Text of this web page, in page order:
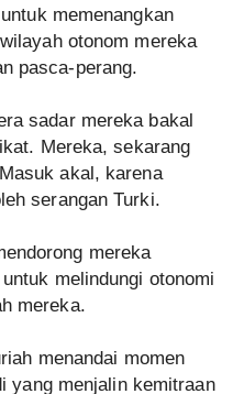
memenangkan
otonom mereka
pasca-perang.
sadar mereka bakal
Mereka, sekarang
akal, karena
serangan Turki.
mereka
melindungi otonomi
mereka.
menandai momen
yang menjalin kemitraan